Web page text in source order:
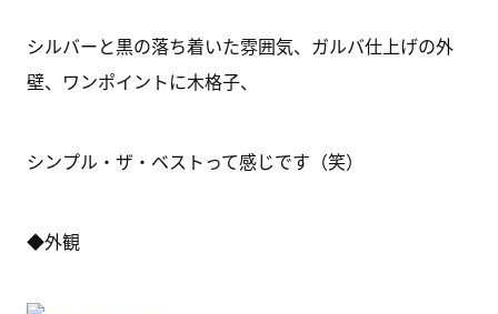
シルバーと黒の落ち着いた雰囲気、ガルバ仕上げの外
壁、ワンポイントに木格子、
シンプル・ザ・ベストって感じです（笑）
◆外観